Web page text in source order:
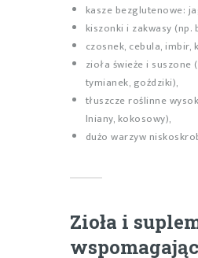
kasze bezglutenowe:
kiszonki i zakwasy (np.
czosnek, cebula, imbir,
zioła świeże i suszone
tymianek, goździki),
tłuszcze roślinne
lniany, kokosowy),
dużo warzyw
Zioła i